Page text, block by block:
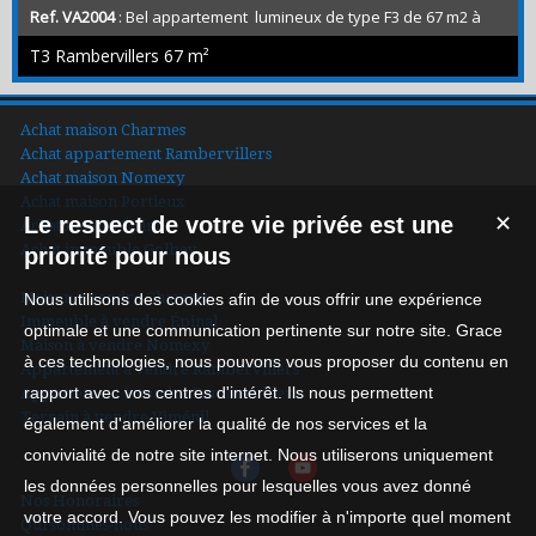
Ref. VA2004: Bel appartement lumineux de type F3 de 67 m2 à
rénover , au rdc, , en plein centre de Rambervillers dans une rue
calme. Celui ci se compose d'une entrée avec placard ,
desservant 1 cuisine aménagée , 1 grand sejour,2 chambres, 1
salle de bain, 1 wc indépendant,1 cellier. Chauffage électrique,
fenêtres double vitrage, cave privative d'environ 15 m2.
L'immeuble est une coprop...
T3 Rambervillers 67 m²
Achat maison Charmes
Achat appartement Rambervillers
Achat maison Nomexy
Achat maison Portieux
Achat maison Épinal
Achat immeuble Golbey
Maison à vendre Charmes
Immeuble à vendre Épinal
Maison à vendre Nomexy
Appartement à vendre Rambervillers
Appartement à vendre Rambervillers
Terrain à vendre Viménil
Nos Honoraires
Qui sommes-nous
✕
Le respect de votre vie privée est une
priorité pour nous
Nous utilisons des cookies afin de vous offrir une expérience
optimale et une communication pertinente sur notre site. Grace
à ces technologies, nous pouvons vous proposer du contenu en
rapport avec vos centres d'intérêt. Ils nous permettent
également d'améliorer la qualité de nos services et la
convivialité de notre site internet. Nous utiliserons uniquement
les données personnelles pour lesquelles vous avez donné
votre accord. Vous pouvez les modifier à n'importe quel moment